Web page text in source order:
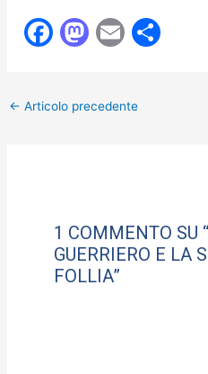
F
e
k
M
o
E
l
← Articolo precedente
1 COMMENTO SU
GUERRIERO E LA
FOLLIA”